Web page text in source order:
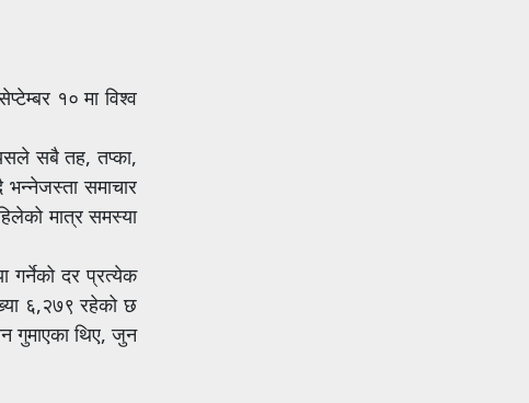
१० मा विश्व
सबै तह, तप्का,
समाचार
मात्र समस्या
गर्नेको दर प्रत्येक
६,२७९ रहेको छ
गुमाएका थिए, जुन